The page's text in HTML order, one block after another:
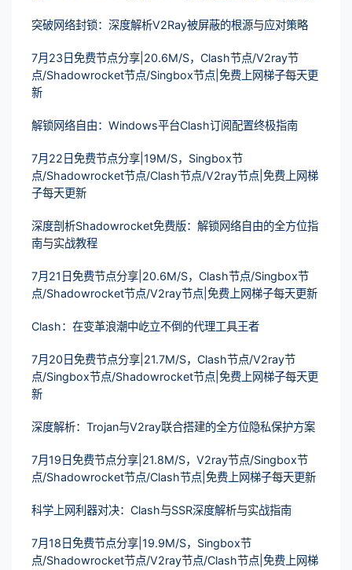
突破网络封锁：深度解析V2Ray被屏蔽的根源与应对策略
7月23日免费节点分享|20.6M/S，Clash节点/V2ray节
点/Shadowrocket节点/Singbox节点|免费上网梯子每天更
新
解锁网络自由：Windows平台Clash订阅配置终极指南
7月22日免费节点分享|19M/S，Singbox节
点/Shadowrocket节点/Clash节点/V2ray节点|免费上网梯
子每天更新
深度剖析Shadowrocket免费版：解锁网络自由的全方位指
南与实战教程
7月21日免费节点分享|20.6M/S，Clash节点/Singbox节
点/Shadowrocket节点/V2ray节点|免费上网梯子每天更新
Clash：在变革浪潮中屹立不倒的代理工具王者
7月20日免费节点分享|21.7M/S，Clash节点/V2ray节
点/Singbox节点/Shadowrocket节点|免费上网梯子每天更
新
深度解析：Trojan与V2ray联合搭建的全方位隐私保护方案
7月19日免费节点分享|21.8M/S，V2ray节点/Singbox节
点/Shadowrocket节点/Clash节点|免费上网梯子每天更新
科学上网利器对决：Clash与SSR深度解析与实战指南
7月18日免费节点分享|19.9M/S，Singbox节
点/Shadowrocket节点/V2ray节点/Clash节点|免费上网梯